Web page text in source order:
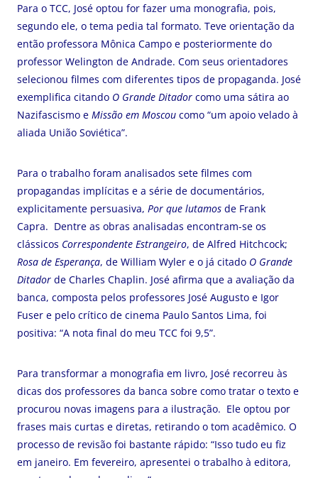
Para o TCC, José optou for fazer uma monografia, pois,
segundo ele, o tema pedia tal formato. Teve orientação da
então professora Mônica Campo e posteriormente do
professor Welington de Andrade. Com seus orientadores
selecionou filmes com diferentes tipos de propaganda. José
exemplifica citando O Grande Ditador como uma sátira ao
Nazifascismo e Missão em Moscou como “um apoio velado à
aliada União Soviética”.
Para o trabalho foram analisados sete filmes com
propagandas implícitas e a série de documentários,
explicitamente persuasiva, Por que lutamos de Frank
Capra. Dentre as obras analisadas encontram-se os
clássicos Correspondente Estrangeiro, de Alfred Hitchcock;
Rosa de Esperança, de William Wyler e o já citado O Grande
Ditador de Charles Chaplin. José afirma que a avaliação da
banca, composta pelos professores José Augusto e Igor
Fuser e pelo crítico de cinema Paulo Santos Lima, foi
positiva: “A nota final do meu TCC foi 9,5”.
Para transformar a monografia em livro, José recorreu às
dicas dos professores da banca sobre como tratar o texto e
procurou novas imagens para a ilustração. Ele optou por
frases mais curtas e diretas, retirando o tom acadêmico. O
processo de revisão foi bastante rápido: “Isso tudo eu fiz
em janeiro. Em fevereiro, apresentei o trabalho à editora,